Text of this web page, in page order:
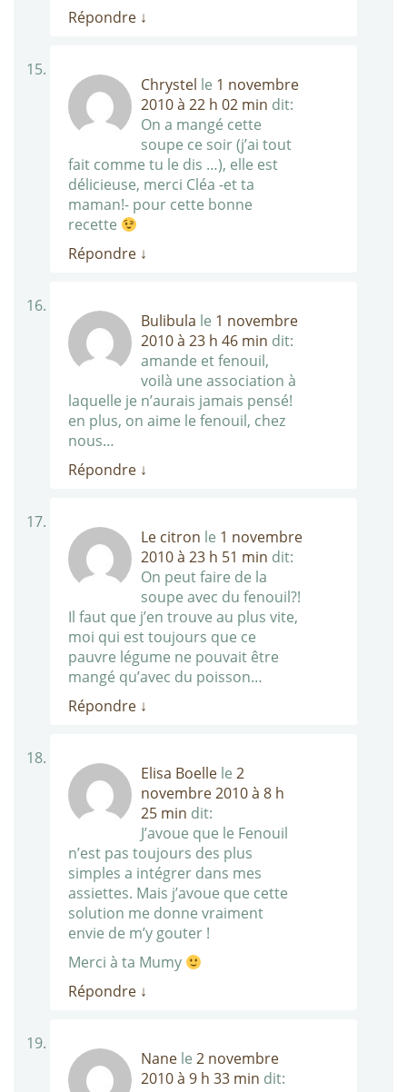
Répondre ↓
Chrystel le 1 novembre
2010 à 22 h 02 min dit:
On a mangé cette
soupe ce soir (j’ai tout
fait comme tu le dis …), elle est
délicieuse, merci Cléa -et ta
maman!- pour cette bonne
recette
Répondre ↓
Bulibula le 1 novembre
2010 à 23 h 46 min dit:
amande et fenouil,
voilà une association à
laquelle je n’aurais jamais pensé!
en plus, on aime le fenouil, chez
nous…
Répondre ↓
Le citron le 1 novembre
2010 à 23 h 51 min dit:
On peut faire de la
soupe avec du fenouil?!
Il faut que j’en trouve au plus vite,
moi qui est toujours que ce
pauvre légume ne pouvait être
mangé qu’avec du poisson…
Répondre ↓
Elisa Boelle le 2
novembre 2010 à 8 h
25 min dit:
J’avoue que le Fenouil
n’est pas toujours des plus
simples a intégrer dans mes
assiettes. Mais j’avoue que cette
solution me donne vraiment
envie de m’y gouter !
Merci à ta Mumy
Répondre ↓
Nane le 2 novembre
2010 à 9 h 33 min dit: